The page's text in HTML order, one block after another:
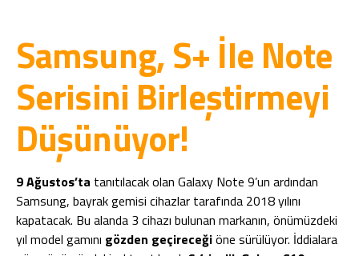
Samsung, S+ İle Note
Serisini Birleştirmeyi
Düşünüyor!
9 Ağustos’ta tanıtılacak olan Galaxy Note 9’un ardından
Samsung, bayrak gemisi cihazlar tarafında 2018 yılını
kapatacak. Bu alanda 3 cihazı bulunan markanın, önümüzdeki
yıl model gamını gözden geçireceğiöne sürülüyor. İddialara